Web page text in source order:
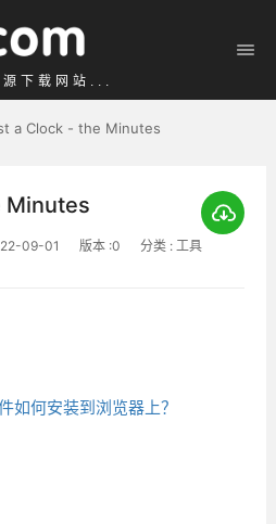
源下载网站...
a Clock - the Minutes
Minutes
09-01 版本 :0 分类 : 工具
如何安装到浏览器上？